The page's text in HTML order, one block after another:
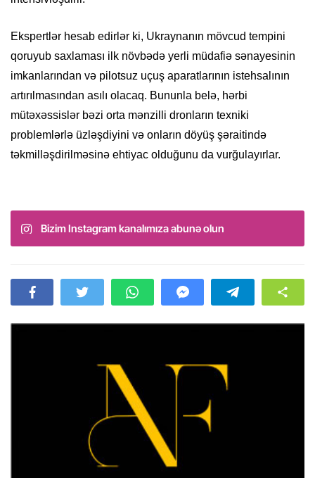
Ekspertlər hesab edirlər ki, Ukraynanın mövcud tempini
qoruyub saxlaması ilk növbədə yerli müdafiə sənayesinin
imkanlarından və pilotsuz uçuş aparatlarının istehsalının
artırılmasından asılı olacaq. Bununla belə, hərbi
mütəxəssislər bəzi orta mənzilli dronların texniki
problemlərlə üzləşdiyini və onların döyüş şəraitində
təkmilləşdirilməsinə ehtiyac olduğunu da vurğulayırlar.
Bizim Instagram kanalımıza abunə olun